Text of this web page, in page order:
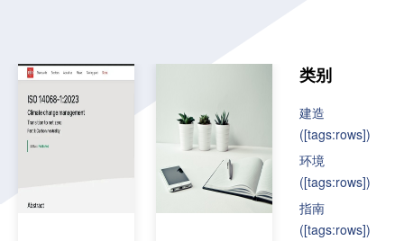
类别
建造
([tags:rows])
环境
([tags:rows])
指南
([tags:rows])